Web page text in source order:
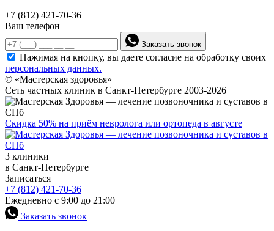
+7 (812) 421-70-36
Ваш телефон
Заказать звонок
Нажимая на кнопку, вы даете согласие на обработку своих
персональных данных.
© «Мастерская здоровья»
Сеть частных клиник в Санкт-Петербурге 2003-2026
Скидка 50% на приём невролога или ортопеда в августе
3 клиники
в Санкт-Петербурге
Записаться
+7 (812) 421-70-36
Ежедневно с 9:00 до 21:00
Заказать звонок